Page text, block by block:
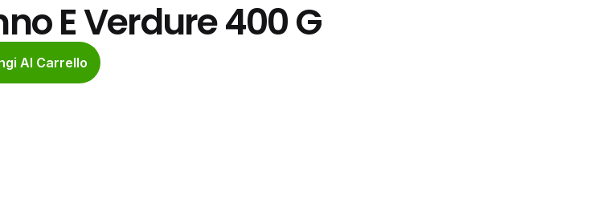
E Verdure 400 G
Al Carrello